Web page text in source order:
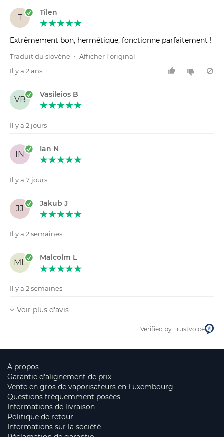
T
Tilen
Extrêmement bon, hermétique, fonctionne parfaitement !
Traduit du slovène • Afficher l'original
Il y a 2 ans
VB
Vasileios B
Il y a 2 jours
IN
Ian N
Il y a 7 jours
JJ
Jakub J
Il y a 2 semaines
ML
Malcolm L
Il y a 2 semaines
Voir plus d'avis
Verified by Trustvoice
À propos
Garantie d'alignement de prix
Vente en gros de vaporisateurs en Luxembourg
Questions fréquemment posées
Informations de livraison
Politique de retour
Informations sur la société